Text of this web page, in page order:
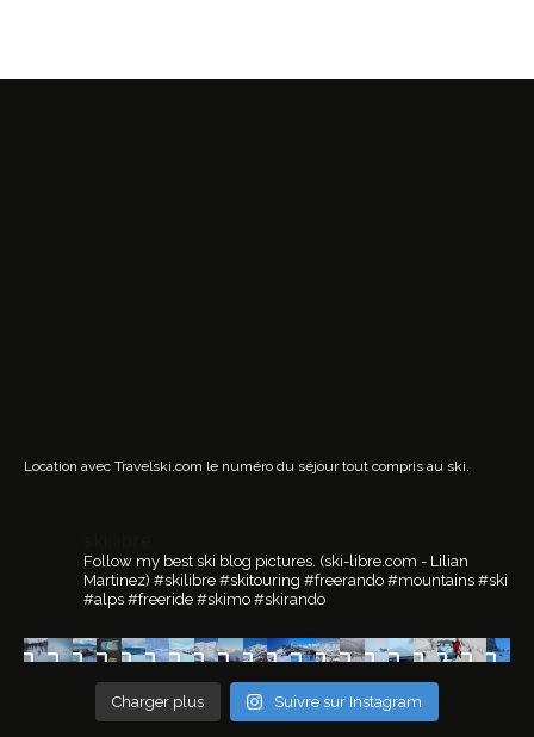
Location avec Travelski.com le numéro du séjour tout compris au ski.
Follow my best ski blog pictures. (ski-libre.com - Lilian
Martinez) #skilibre #skitouring #freerando #mountains #ski
#alps #freeride #skimo #skirando
Charger plus Suivre sur Instagram